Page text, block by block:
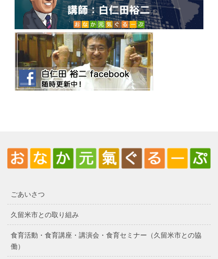
ごあいさつ
久留米市との取り組み
食育活動・食育講座・講演会・食育セミナー（久留米市との協
働）